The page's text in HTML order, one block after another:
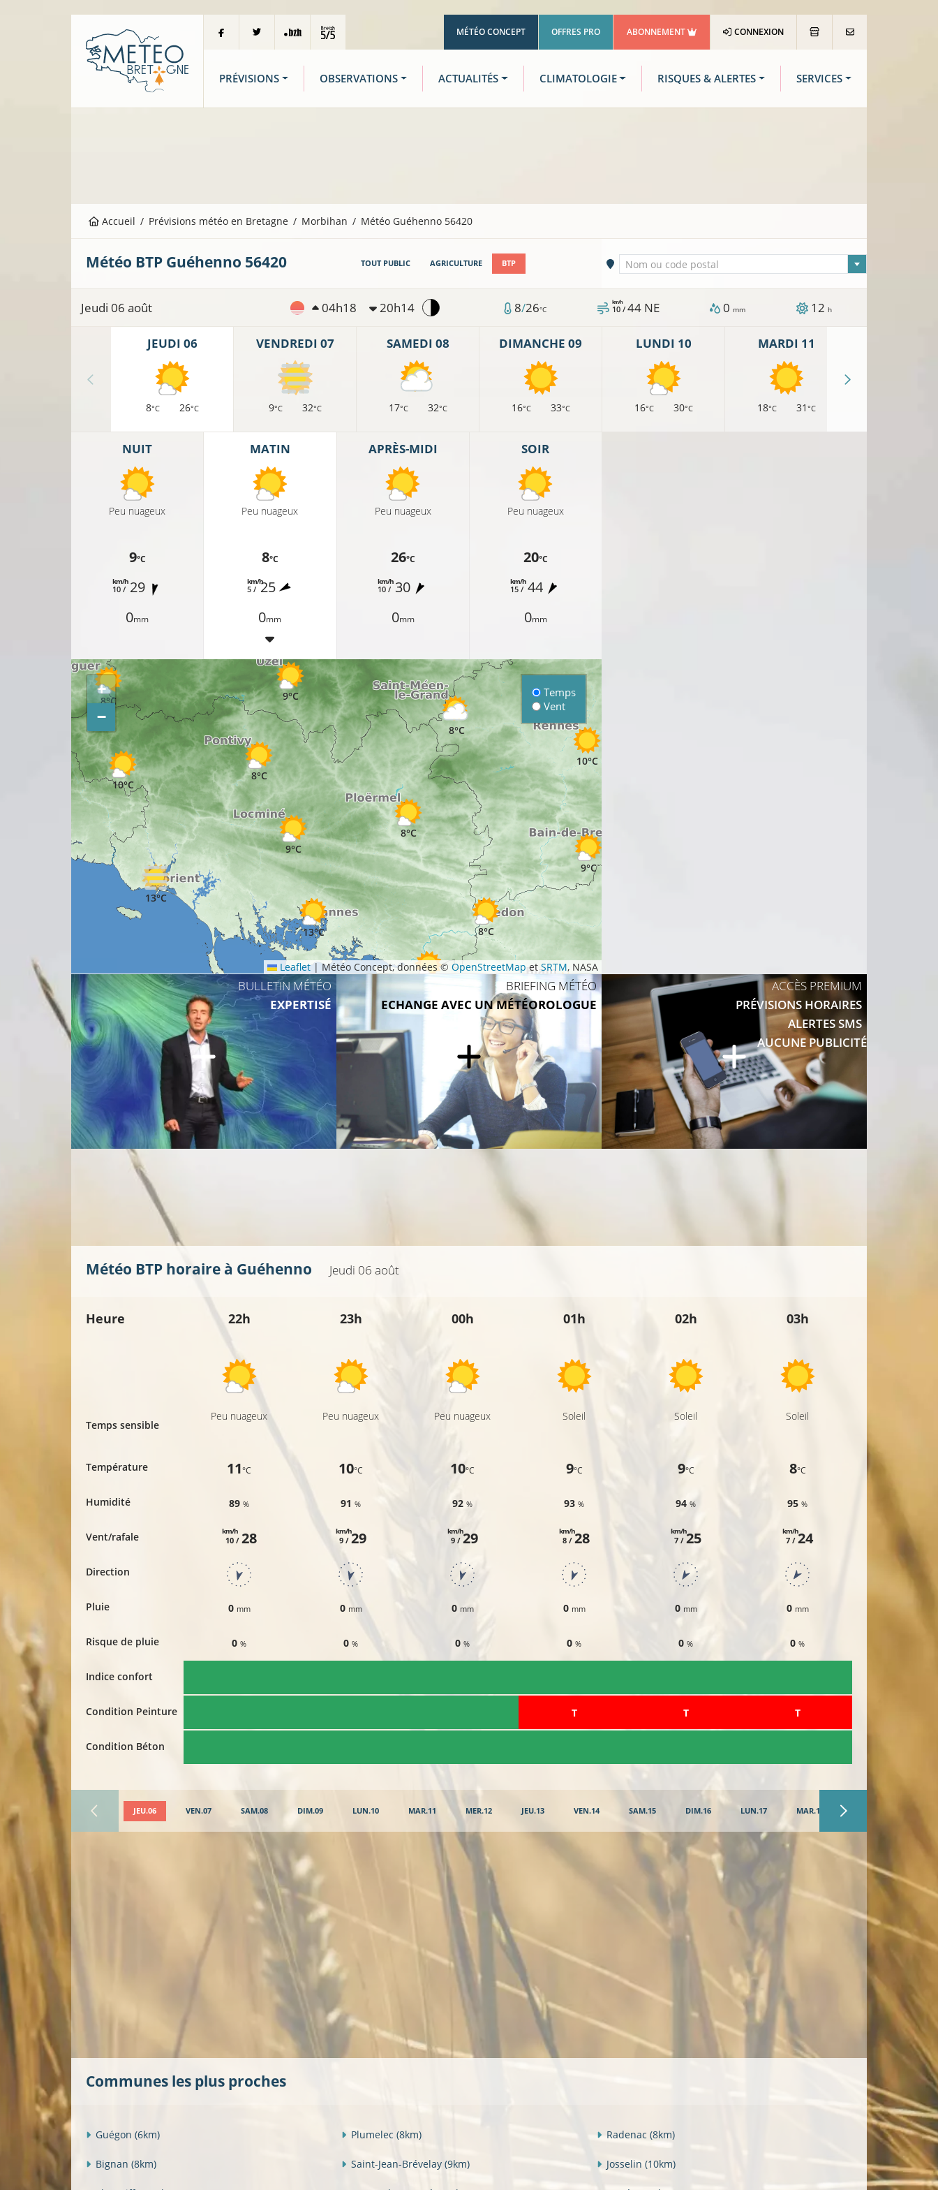
MÉTÉO CONCEPT OFFRES PRO ABONNEMENT CONNEXION
PRÉVISIONS OBSERVATIONS ACTUALITÉS CLIMATOLOGIE RISQUES & ALERTES SERVICES
Accueil Prévisions météo en Bretagne Morbihan Météo Guéhenno 56420
Météo BTP Guéhenno 56420 TOUT PUBLIC AGRICULTURE BTP Ville sélectionnée
Nom ou code postal
Jeudi 06 août 04h18 20h14 8/26°C 10 /
km/h 44 NE 0 mm 12 h
JEUDI 06
8°C 26°C
VENDREDI 07
9°C 32°C
SAMEDI 08
17°C 32°C
DIMANCHE 09
16°C 33°C
LUNDI 10
16°C 30°C
MARDI 11
18°C 31 °C
NUIT
Peu nuageux
9°C
10 /
km/h 29
0mm
MATIN
Peu nuageux
8°C
5 /
km/h25
0mm
APRÈS-MIDI
Peu nuageux
26°C
10 /
km/h 30
0mm
SOIR
Peu nuageux
20°C
15 /
km/h44
0mm
10°C
9°C
13°C
14°C
8°C
8°C
10°C
13°C
8°C
11°C
9°C
9°C
8°C
10°C
8°C
8°C
8°C
11°C
12°C
10°C
+
−
Temps
Vent
Leaflet | Météo Concept, données © OpenStreetMapetSRTM, NASA
BULLETIN MÉTÉO
EXPERTISÉ
BRIEFING MÉTÉO
ECHANGE AVEC UN MÉTÉOROLOGUE
ACCÈS PREMIUM
PRÉVISIONS HORAIRES
ALERTES SMS
AUCUNE PUBLICITÉ
Météo BTP horaire à Guéhenno Jeudi 06 août
Heure
Temps sensible
Température
Humidité
Vent/rafale
Direction
Pluie
Risque de pluie
Indice confort
Condition Peinture
Condition Béton
22h
Peu nuageux
11°C
89%
10 /
km/h 28
0 mm
0%
23h
Peu nuageux
10°C
91%
9 /
km/h29
0 mm
0%
00h
Peu nuageux
10°C
92%
9 /
km/h29
0 mm
0%
01h
Soleil
9°C
93%
8 /
km/h28
0 mm
0%
​T
02h
Soleil
9°C
94%
7 /
km/h25
0 mm
0%
​T
03h
Soleil
8°C
95%
7 /
km/h24
0 mm
0%
​T
23
JEU.06 VEN.07 SAM.08 DIM.09 LUN.10 MAR.11 MER.12 JEU.13 VEN.14 SAM.15 DIM.16 LUN.17 MAR.18
Communes les plus proches
Guégon (6km) Plumelec (8km) Radenac (8km)
Bignan (8km) Saint-Jean-Brévelay (9km) Josselin (10km)